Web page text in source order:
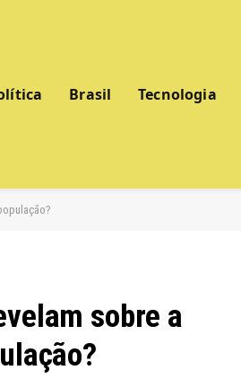
Brasil Tecnologia
sobre a